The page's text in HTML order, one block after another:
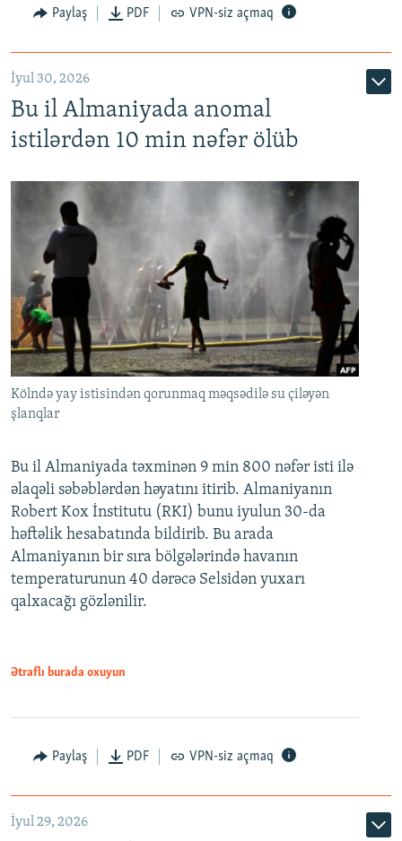
Paylaş PDF VPN-siz açmaq
İyul 30, 2026
Bu il Almaniyada anomal
istilərdən 10 min nəfər ölüb
Kölndə yay istisindən qorunmaq məqsədilə su çiləyən
şlanqlar
Bu il Almaniyada təxminən 9 min 800 nəfər isti ilə
əlaqəli səbəblərdən həyatını itirib. Almaniyanın
Robert Kox İnstitutu (RKI) bunu iyulun 30-da
həftəlik hesabatında bildirib. Bu arada
Almaniyanın bir sıra bölgələrində havanın
temperaturunun 40 dərəcə Selsidən yuxarı
qalxacağı gözlənilir.
Ətraflı burada oxuyun
Paylaş PDF VPN-siz açmaq
İyul 29, 2026